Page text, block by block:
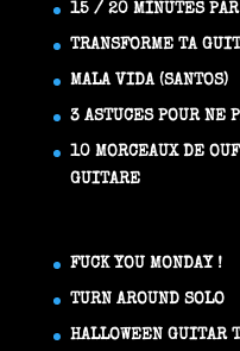
15 / 20 MINUTES PAR
TRANSFORME TA
MALA VIDA (SANTOS)
3 ASTUCES POUR NE
10 MORCEAUX DE
GUITARE
FUCK YOU MONDAY !
TURN AROUND SOLO
HALLOWEEN GUITAR